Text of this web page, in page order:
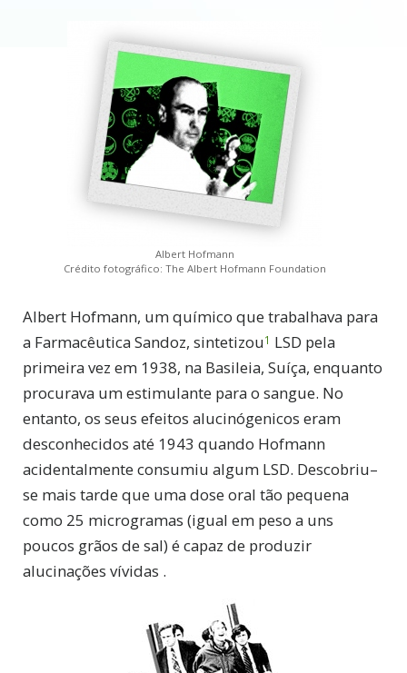
Albert Hofmann
Crédito fotográfico: The Albert Hofmann Foundation
Albert Hofmann, um químico que trabalhava para
a Farmacêutica Sandoz, sintetizou1 LSD pela
primeira vez em 1938, na Basileia, Suíça, enquanto
procurava um estimulante para o sangue. No
entanto, os seus efeitos alucinógenicos eram
desconhecidos até 1943 quando Hofmann
acidentalmente consumiu algum LSD. Descobriu–
se mais tarde que uma dose oral tão pequena
como 25 microgramas (igual em peso a uns
poucos grãos de sal) é capaz de produzir
alucinações vívidas .